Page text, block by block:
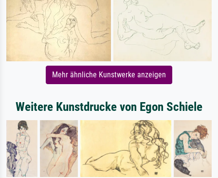
Mehr ähnliche Kunstwerke anzeigen
Weitere Kunstdrucke von Egon Schiele